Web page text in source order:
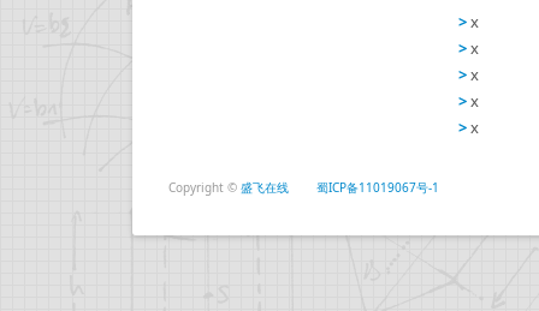
x
x
x
x
x
Copyright © 盛飞在线 蜀ICP备11019067号-1